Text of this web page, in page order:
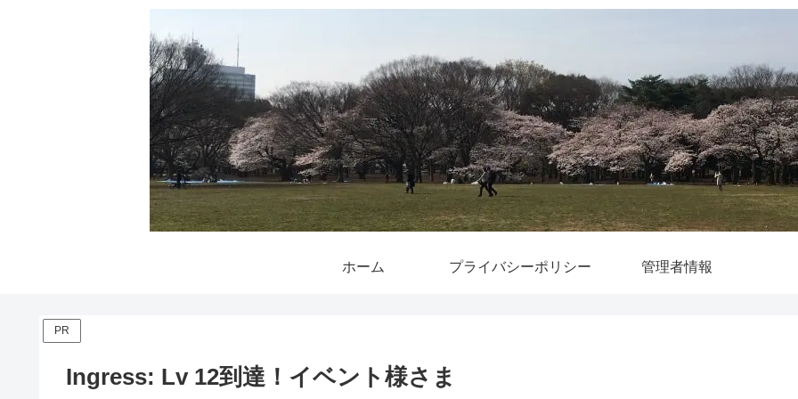
ホーム プライバシーポリシー 管理者情報
PR
Ingress: Lv 12到達！イベント様さま